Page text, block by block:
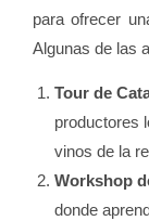
para ofrecer
Algunas de las
Tour de
productores
vinos de la
Workshop
donde